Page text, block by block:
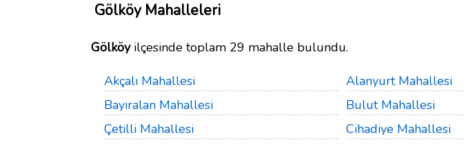
Gölköy Mahalleleri
Gölköyilçesinde toplam 29 mahalle bulundu.
Akçalı Mahallesi Alanyurt Mahallesi
Bayıralan Mahallesi
Bulut Mahallesi
Çetilli Mahallesi
Cihadiye Mahallesi